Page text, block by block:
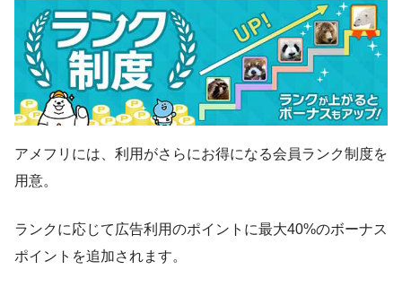
アメフリには、利用がさらにお得になる会員ランク制度を
用意。
ランクに応じて広告利用のポイントに最大40%のボーナス
ポイントを追加されます。